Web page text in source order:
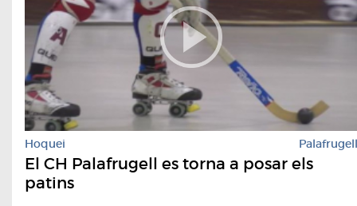
Hoquei Palafrugell
El CH Palafrugell es torna a posar els
patins